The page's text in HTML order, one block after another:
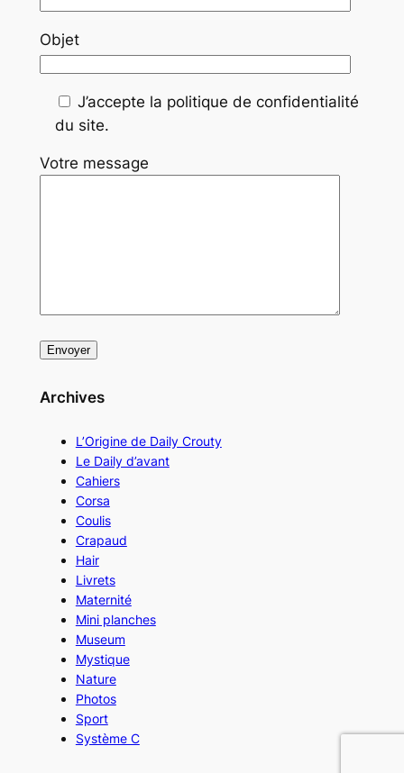
Objet
J’accepte la politique de confidentialité
du site.
Votre message
Archives
L’Origine de Daily Crouty
Le Daily d’avant
Cahiers
Corsa
Coulis
Crapaud
Hair
Livrets
Maternité
Mini planches
Museum
Mystique
Nature
Photos
Sport
Système C